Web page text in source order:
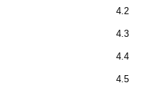
4.2
4.3
4.4
4.5